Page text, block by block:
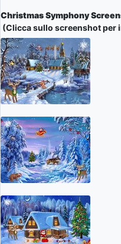
Christmas Symphony
(Clicca sullo screenshot per